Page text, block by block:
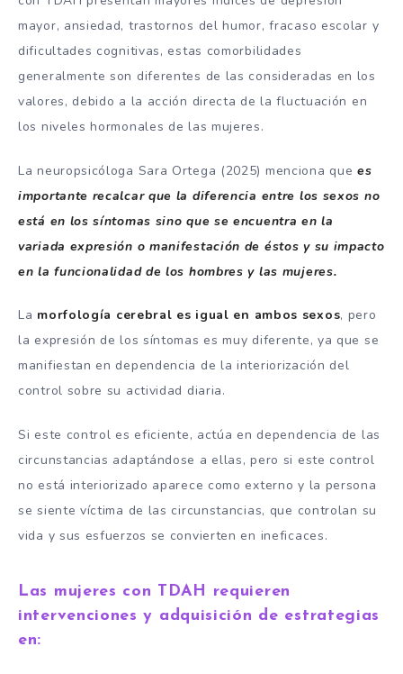
mayor, ansiedad, trastornos del humor, fracaso escolar y
dificultades cognitivas, estas comorbilidades
generalmente son diferentes de las consideradas en los
valores, debido a la acción directa de la fluctuación en
los niveles hormonales de las mujeres.
La neuropsicóloga Sara Ortega (2025) menciona que es
importante recalcar que la diferencia entre los sexos no
está en los síntomas sino que se encuentra en la
variada expresión o manifestación de éstos y su impacto
en la funcionalidad de los hombres y las mujeres.
La morfología cerebral es igual en ambos sexos, pero
la expresión de los síntomas es muy diferente, ya que se
manifiestan en dependencia de la interiorización del
control sobre su actividad diaria.
Si este control es eficiente, actúa en dependencia de las
circunstancias adaptándose a ellas, pero si este control
no está interiorizado aparece como externo y la persona
se siente víctima de las circunstancias, que controlan su
vida y sus esfuerzos se convierten en ineficaces.
Las mujeres con TDAH requieren
intervenciones y adquisición de estrategias
en: